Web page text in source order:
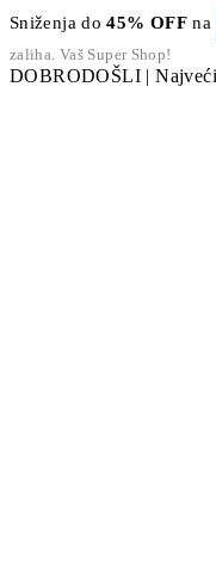
Sniženja do45% OFF na
zaliha. Vaš Super Shop!
DOBRODOŠLI |